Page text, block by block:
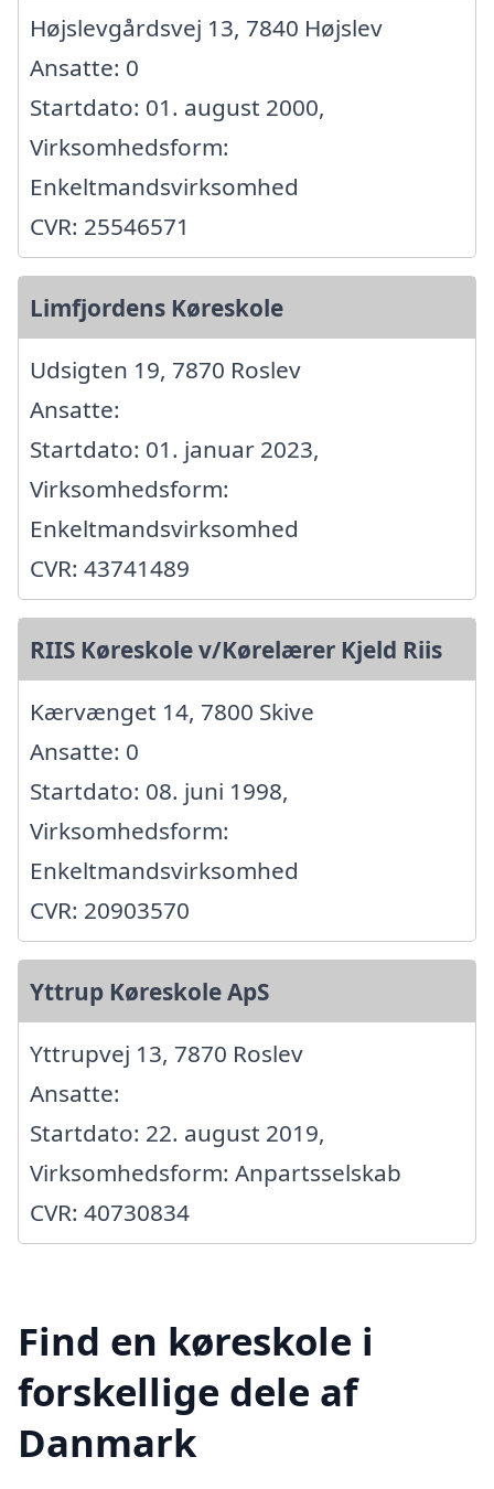
Højslevgårdsvej 13, 7840 Højslev
Ansatte: 0
Startdato: 01. august 2000,
Virksomhedsform:
Enkeltmandsvirksomhed
CVR: 25546571
Limfjordens Køreskole
Udsigten 19, 7870 Roslev
Ansatte:
Startdato: 01. januar 2023,
Virksomhedsform:
Enkeltmandsvirksomhed
CVR: 43741489
RIIS Køreskole v/Kørelærer Kjeld Riis
Kærvænget 14, 7800 Skive
Ansatte: 0
Startdato: 08. juni 1998,
Virksomhedsform:
Enkeltmandsvirksomhed
CVR: 20903570
Yttrup Køreskole ApS
Yttrupvej 13, 7870 Roslev
Ansatte:
Startdato: 22. august 2019,
Virksomhedsform: Anpartsselskab
CVR: 40730834
Find en køreskole i
forskellige dele af
Danmark